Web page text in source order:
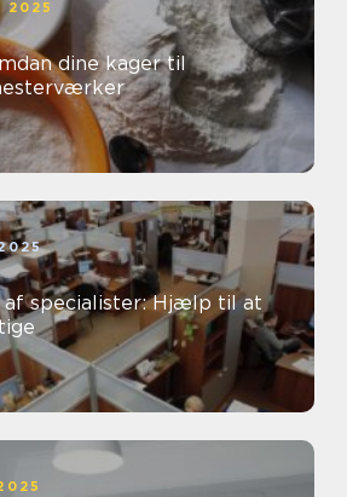
2025
dine kager til
specialister: Hjælp til at